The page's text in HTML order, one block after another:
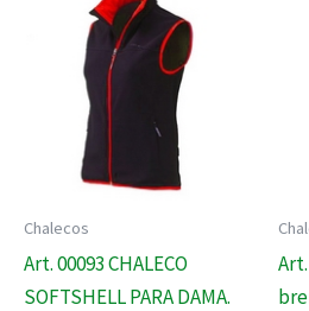
Chalecos
Art. 00093 CHALECO
SOFTSHELL PARA DAMA.